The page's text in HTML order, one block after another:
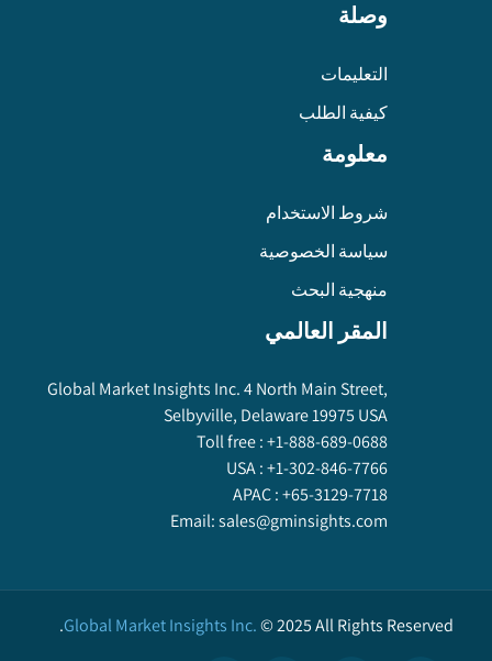
وصلة
التعليمات
كيفية الطلب
معلومة
شروط الاستخدام
سياسة الخصوصية
منهجية البحث
المقر العالمي
Global Market Insights Inc. 4 North Main Street,
Selbyville, Delaware 19975 USA
Toll free :+1-888-689-0688
USA :+1-302-846-7766
APAC :+65-3129-7718
Email:sales@gminsights.com
Global Market Insights Inc.©2025All Rights Reserved.